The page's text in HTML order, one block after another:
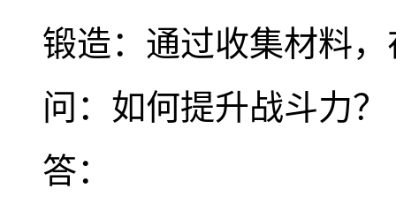
锻造：通过收集材料
问：如何提升战斗力？
答：